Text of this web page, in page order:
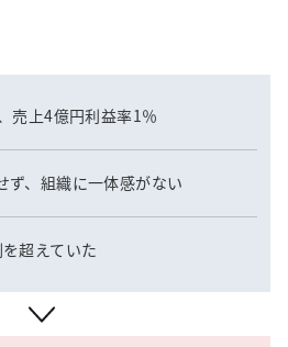
売上4億円利益率1％
ず、組織に一体感がない
超えていた